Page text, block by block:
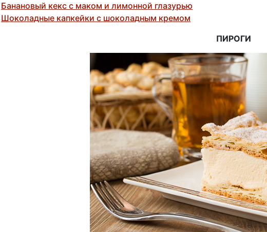
Банановый кекс с маком и лимонной глазурью
Шоколадные капкейки с шоколадным кремом
ПИРОГИ